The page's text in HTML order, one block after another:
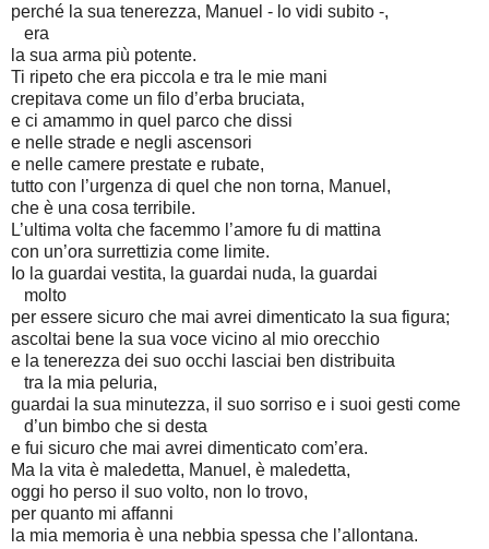
perché la sua tenerezza, Manuel - lo vidi subito -,
era
la sua arma più potente.
Ti ripeto che era piccola e tra le mie mani
crepitava come un filo d’erba bruciata,
e ci amammo in quel parco che dissi
e nelle strade e negli ascensori
e nelle camere prestate e rubate,
tutto con l’urgenza di quel che non torna, Manuel,
che è una cosa terribile.
L’ultima volta che facemmo l’amore fu di mattina
con un’ora surrettizia come limite.
Io la guardai vestita, la guardai nuda, la guardai
molto
per essere sicuro che mai avrei dimenticato la sua figura;
ascoltai bene la sua voce vicino al mio orecchio
e la tenerezza dei suo occhi lasciai ben distribuita
tra la mia peluria,
guardai la sua minutezza, il suo sorriso e i suoi gesti come
d’un bimbo che si desta
e fui sicuro che mai avrei dimenticato com’era.
Ma la vita è maledetta, Manuel, è maledetta,
oggi ho perso il suo volto, non lo trovo,
per quanto mi affanni
la mia memoria è una nebbia spessa che l’allontana.